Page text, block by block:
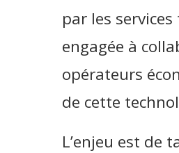
par les
engagée à
opérateurs
de cette
L’enjeu est de